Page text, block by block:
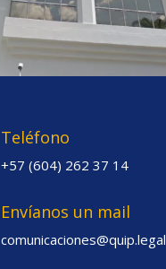
Teléfono
+57 (604) 262 37 14
Envíanos un mail
comunicaciones@quip.legal